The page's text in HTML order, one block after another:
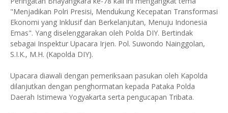
"Menjadikan Polri Presisi, Mendukung Kecepatan Transformasi
Ekonomi yang Inklusif dan Berkelanjutan, Menuju Indonesia
Emas". Yang diselenggarakan oleh Polda DIY. Bertindak
sebagai Inspektur Upacara Irjen. Pol. Suwondo Nainggolan,
S.I.K., М.Н. (Kapolda DIY).
Upacara diawali dengan pemeriksaan pasukan oleh Kapolda
dilanjutkan dengan penghormatan kepada Pataka Polda
Daerah Istimewa Yogyakarta serta pengucapan Tribata.